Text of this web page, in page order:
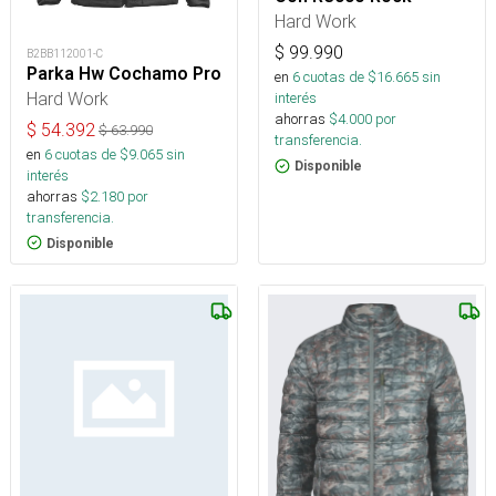
B2BB112001-C
Parka Hw Cochamo Pro
Hard Work
$ 54.392 $63.990
en 6cuotas de $9.065sin
interés
ahorras $2.180 por
transferencia.
Disponible
Hard Work
$ 99.990
en 6cuotas de $16.665sin
interés
ahorras $4.000 por
transferencia.
Disponible